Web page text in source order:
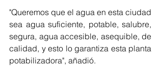
"Queremos que el agua en esta ciudad
sea agua suficiente, potable, salubre,
segura, agua accesible, asequible, de
calidad, y esto lo garantiza esta planta
potabilizadora", añadió.